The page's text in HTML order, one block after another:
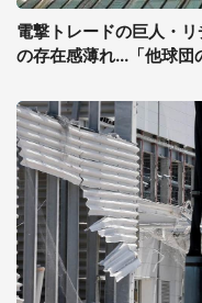
電撃トレードの巨人・
の存在感薄れ...「他球